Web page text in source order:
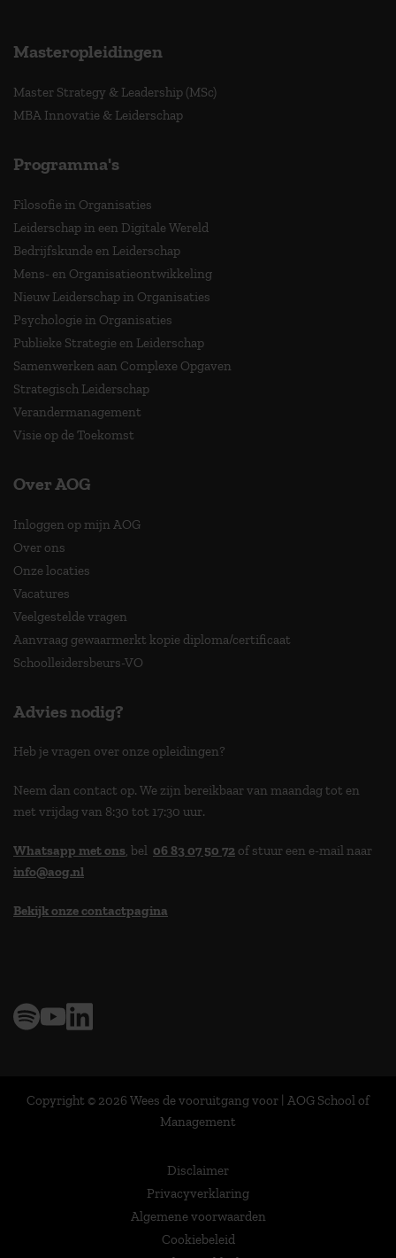
Masteropleidingen
Master Strategy & Leadership (MSc)
MBA Innovatie & Leiderschap
Programma's
Filosofie in Organisaties
Leiderschap in een Digitale Wereld
Bedrijfskunde en Leiderschap
Mens- en Organisatieontwikkeling
Nieuw Leiderschap in Organisaties
Psychologie in Organisaties
Publieke Strategie en Leiderschap
Samenwerken aan Complexe Opgaven
Strategisch Leiderschap
Verandermanagement
Visie op de Toekomst
Over AOG
Inloggen op mijn AOG
Over ons
Onze locaties
Vacatures
Veelgestelde vragen
Aanvraag gewaarmerkt kopie diploma/certificaat
Schoolleidersbeurs-VO
Advies nodig?
Heb je vragen over onze opleidingen?
Neem dan contact op. We zijn bereikbaar van maandag tot en
met vrijdag van 8:30 tot 17:30 uur.
Whatsapp met ons, bel 06 83 07 50 72 of stuur een e-mail naar
info@aog.nl
Bekijk onze contactpagina
Copyright © 2026 Wees de vooruitgang voor | AOG School of
Management
Disclaimer
Privacyverklaring
Algemene voorwaarden
Cookiebeleid